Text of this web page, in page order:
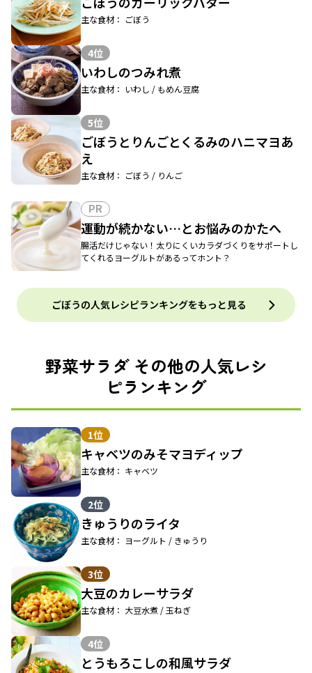
主な食材： ごぼう
4位
いわしのつみれ煮
主な食材： いわし / もめん豆腐
5位
ごぼうとりんごとくるみのハニマヨあ
え
主な食材： ごぼう / りんご
PR
運動が続かない…とお悩みのかたへ
腸活だけじゃない！太りにくいカラダづくりをサポートし
てくれるヨーグルトがあるってホント？
ごぼうの人気レシピランキングをもっと見る
野菜サラダ その他の人気レシ
ピランキング
1位
キャベツのみそマヨディップ
主な食材： キャベツ
2位
きゅうりのライタ
主な食材： ヨーグルト / きゅうり
3位
大豆のカレーサラダ
主な食材： 大豆水煮 / 玉ねぎ
4位
とうもろこしの和風サラダ